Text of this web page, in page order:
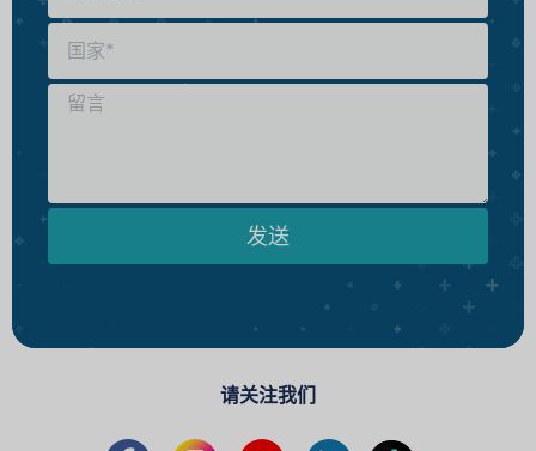
发送
请关注我们